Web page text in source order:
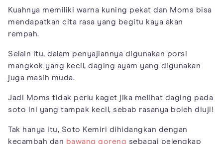
Kuahnya memiliki warna kuning pekat dan Moms bisa
mendapatkan cita rasa yang begitu kaya akan
rempah.
Selain itu, dalam penyajiannya digunakan porsi
mangkok yang kecil, daging ayam yang digunakan
juga masih muda.
Jadi Moms tidak perlu kaget jika melihat daging pada
soto ini yang tampak kecil, sebab rasanya boleh diuji!
Tak hanya itu, Soto Kemiri dihidangkan dengan
kecambah dan bawang goreng sebagai pelengkap